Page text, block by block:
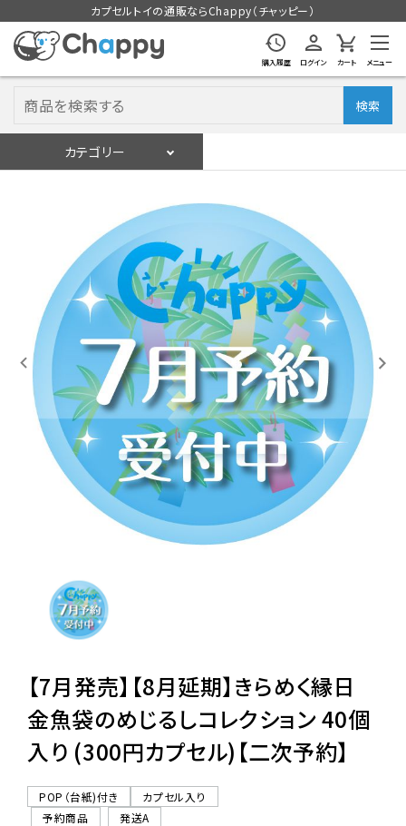
カプセルトイの通販ならChappy（チャッピー）
購入履歴 ログイン カート メニュー
検索
カテゴリー
入荷スケジュールをチェック
カプセルトイマシン本体
カプセルトイ
販促用空カプセル
レンタル
景品・玩具・文具
販促用カプセルトイ
ご利用ガイド
06-6282-7659
【7月発売】【8月延期】きらめく縁日
金魚袋のめじるしコレクション 40個
入り (300円カプセル)【二次予約】
POP（台紙)付き
カプセル入り
予約商品
発送A